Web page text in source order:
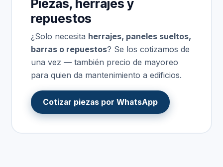
Piezas, herrajes y
repuestos
¿Solo necesita herrajes, paneles sueltos,
barras o repuestos? Se los cotizamos de
una vez — también precio de mayoreo
para quien da mantenimiento a edificios.
Cotizar piezas por WhatsApp